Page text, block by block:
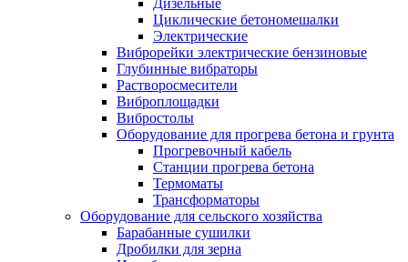
Дизельные
Циклические бетономешалки
Электрические
Виброрейки электрические бензиновые
Глубинные вибраторы
Растворосмесители
Виброплощадки
Вибростолы
Оборудование для прогрева бетона и грунта
Прогревочный кабель
Станции прогрева бетона
Термоматы
Трансформаторы
Оборудование для сельского хозяйства
Барабанные сушилки
Дробилки для зерна